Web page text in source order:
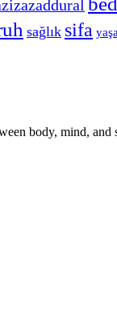
sağlık sifa
body, mind,